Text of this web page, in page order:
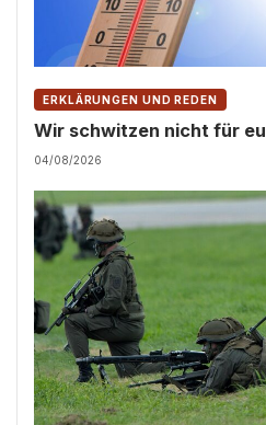
ERKLÄRUNGEN UND REDEN
Wir schwitzen nicht für
04/08/2026